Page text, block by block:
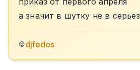
а значит в шутку не в серьез
©djfedos